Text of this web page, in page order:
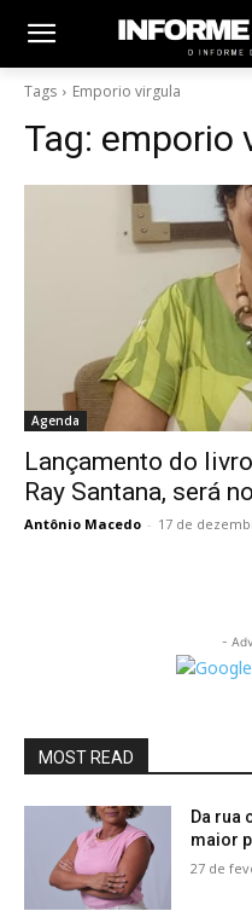
Tags Emporio virgula
Tag: emporio
Agenda
Lançamento do livro
Ray Santana, será
Antônio Macedo - 17 de
-
MOST READ
Da rua
maior
27 de